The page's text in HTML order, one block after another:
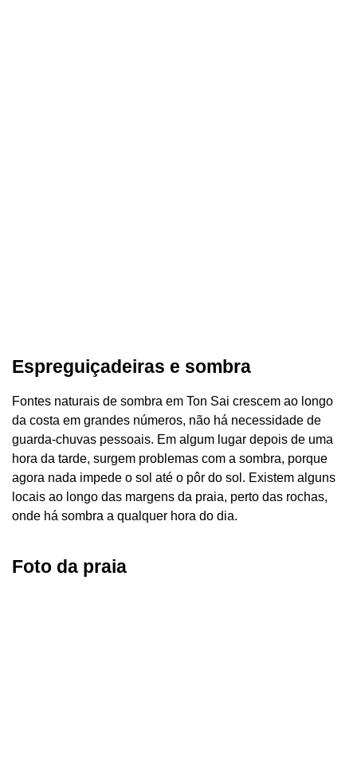
Espreguiçadeiras e sombra
Fontes naturais de sombra em Ton Sai crescem ao longo
da costa em grandes números, não há necessidade de
guarda-chuvas pessoais. Em algum lugar depois de uma
hora da tarde, surgem problemas com a sombra, porque
agora nada impede o sol até o pôr do sol. Existem alguns
locais ao longo das margens da praia, perto das rochas,
onde há sombra a qualquer hora do dia.
Foto da praia